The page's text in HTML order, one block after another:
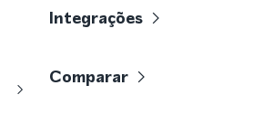
Integrações
Comparar